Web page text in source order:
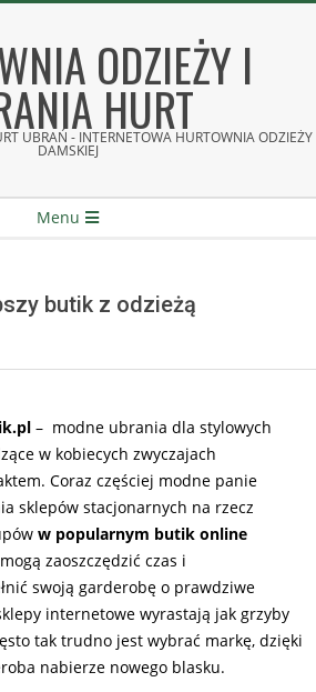
ODZIEŻY I
HURT
UBRAŃ - INTERNETOWA HURTOWNIA ODZIEŻY
DAMSKIEJ
Menu
butik z odzieżą
– modne ubrania dla stylowych
w kobiecych zwyczajach
Coraz częściej modne panie
sklepów stacjonarnych na rzecz
w popularnym butik online
zaoszczędzić czas i
swoją garderobę o prawdziwe
internetowe wyrastają jak grzyby
tak trudno jest wybrać markę, dzięki
nabierze nowego blasku.